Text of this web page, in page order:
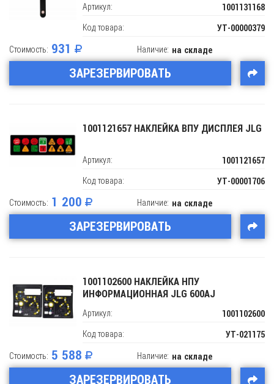
Артикул: 1001131168
Код товара: УТ-00000379
Стоимость: 931
ЗАРЕЗЕРВИРОВАТЬ
Наличие: на складе
1001121657 НАКЛЕЙКА ВПУ ДИСПЛЕЯ JLG
Артикул: 1001121657
Код товара: УТ-00001706
Стоимость: 1 200
ЗАРЕЗЕРВИРОВАТЬ
Наличие: на складе
1001102600 НАКЛЕЙКА НПУ
ИНФОРМАЦИОННАЯ JLG 600AJ
Артикул:
1001102600
Код товара: УТ-021175
Стоимость: 5 588
ЗАРЕЗЕРВИРОВАТЬ
Наличие: на складе